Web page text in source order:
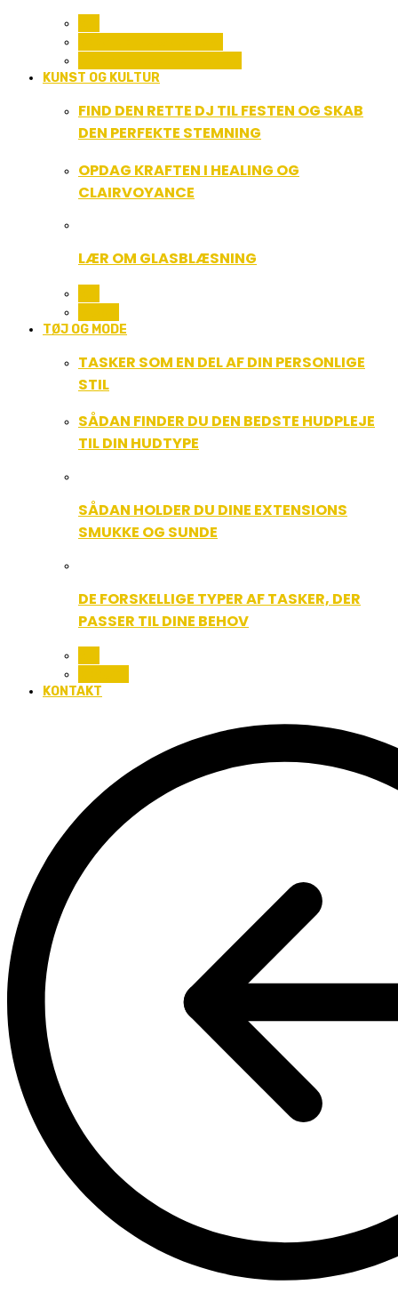
KUNST OG KULTUR
FIND DEN RETTE DJ TIL FESTEN OG SKAB
DEN PERFEKTE STEMNING
OPDAG KRAFTEN I HEALING OG
CLAIRVOYANCE
LÆR OM GLASBLÆSNING
TØJ OG MODE
TASKER SOM EN DEL AF DIN PERSONLIGE
STIL
SÅDAN FINDER DU DEN BEDSTE HUDPLEJE
TIL DIN HUDTYPE
SÅDAN HOLDER DU DINE EXTENSIONS
SMUKKE OG SUNDE
DE FORSKELLIGE TYPER AF TASKER, DER
PASSER TIL DINE BEHOV
KONTAKT